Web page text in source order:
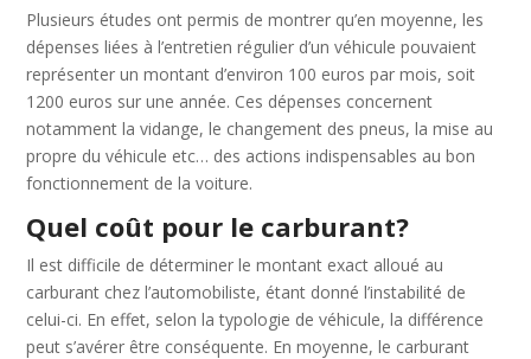
Plusieurs études ont permis de montrer qu’en moyenne, les
dépenses liées à l’entretien régulier d’un véhicule pouvaient
représenter un montant d’environ 100 euros par mois, soit
1200 euros sur une année. Ces dépenses concernent
notamment la vidange, le changement des pneus, la mise au
propre du véhicule etc… des actions indispensables au bon
fonctionnement de la voiture.
Quel coût pour le carburant?
Il est difficile de déterminer le montant exact alloué au
carburant chez l’automobiliste, étant donné l’instabilité de
celui-ci. En effet, selon la typologie de véhicule, la différence
peut s’avérer être conséquente. En moyenne, le carburant